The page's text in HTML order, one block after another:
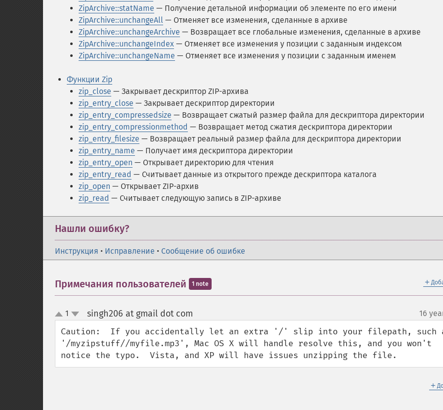
ZipArchive::statName — Получение детальной информации об элементе по его имени
ZipArchive::unchangeAll — Отменяет все изменения, сделанные в архиве
ZipArchive::unchangeArchive — Возвращает все глобальные изменения, сделанные в архиве
ZipArchive::unchangeIndex — Отменяет все изменения у позиции с заданным индексом
ZipArchive::unchangeName — Отменяет все изменения у позиции с заданным именем
Функции Zip
zip_close — Закрывает дескриптор ZIP-архива
zip_entry_close — Закрывает дескриптор директории
zip_entry_compressedsize — Возвращает сжатый размер файла для дескриптора директории
zip_entry_compressionmethod — Возвращает метод сжатия дескриптора директории
zip_entry_filesize — Возвращает реальный размер файла для дескриптора директории
zip_entry_name — Получает имя дескриптора директории
zip_entry_open — Открывает директорию для чтения
zip_entry_read — Считывает данные из открытого прежде дескриптора каталога
zip_open — Открывает ZIP-архив
zip_read — Считывает следующую запись в ZIP-архиве
Нашли ошибку?
Инструкция • Исправление • Сообщение об ошибке
＋
Примечания пользователей 1 note
up
down
1 singh206 at gmail dot com 16
Caution:  If you accidentally let an extra '/' slip into your filepath, such
'/myzipstuff//myfile.mp3', Mac OS X will handle resolve this, and you won't
notice the typo.  Vista, and XP will have issues unzipping the file.
＋